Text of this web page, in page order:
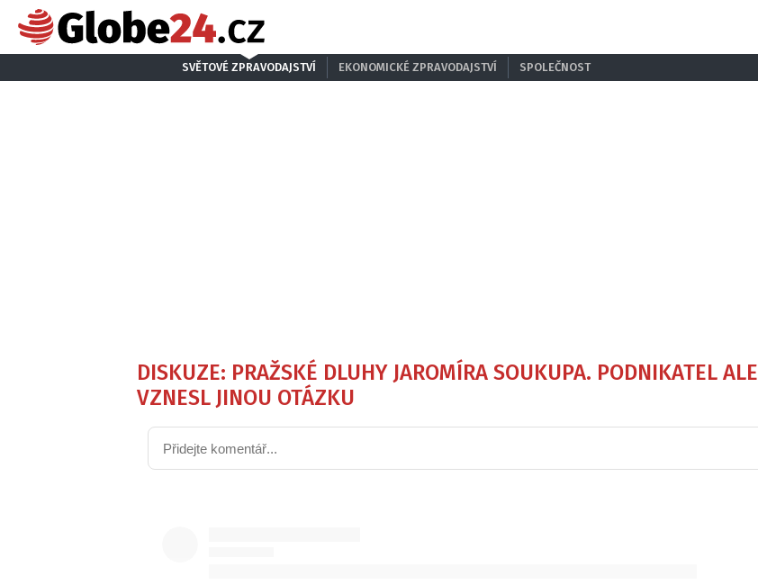
SVĚTOVÉ ZPRAVODAJSTVÍ EKONOMICKÉ ZPRAVODAJSTVÍ SPOLEČNOST
DISKUZE: PRAŽSKÉ DLUHY JAROMÍRA SOUKUPA. PODNIKATEL ALE
VZNESL JINOU OTÁZKU